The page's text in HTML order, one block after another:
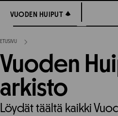
suoraan
sisältöön
VUODEN HUIPUT
VUODEN HUIPUT
ETUSIVU
Vuoden
arkisto
Löydät täältä kaikki